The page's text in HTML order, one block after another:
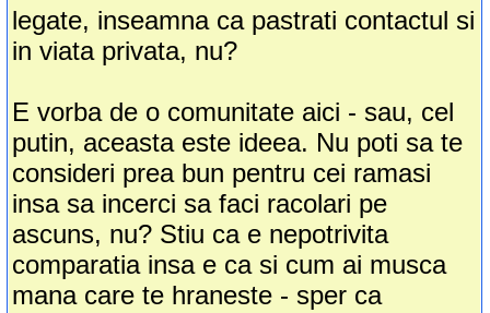
legate, inseamna ca pastrati contactul si
in viata privata, nu?
E vorba de o comunitate aici - sau, cel
putin, aceasta este ideea. Nu poti sa te
consideri prea bun pentru cei ramasi
insa sa incerci sa faci racolari pe
ascuns, nu? Stiu ca e nepotrivita
comparatia insa e ca si cum ai musca
mana care te hraneste - sper ca